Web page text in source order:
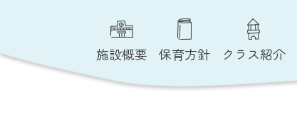
施設概要 保育方針 クラス紹介